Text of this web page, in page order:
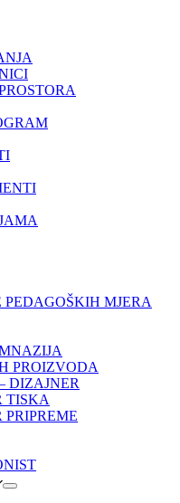
MJERA
PROIZVODA
DIZAJNER
TISKA